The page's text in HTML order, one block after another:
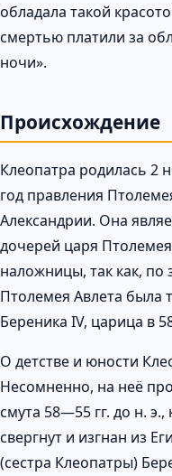
обладала такой
смертью платили за
ночи».
Происхождение
Клеопатра родилась 2
год правления
Александрии. Она
дочерей царя
наложницы, так как,
Птолемея Авлета была
Береника IV, царица в
О детстве и юности
Несомненно, на неё
смута 58—55 гг. до н.
свергнут и изгнан из
(сестра Клеопатры)